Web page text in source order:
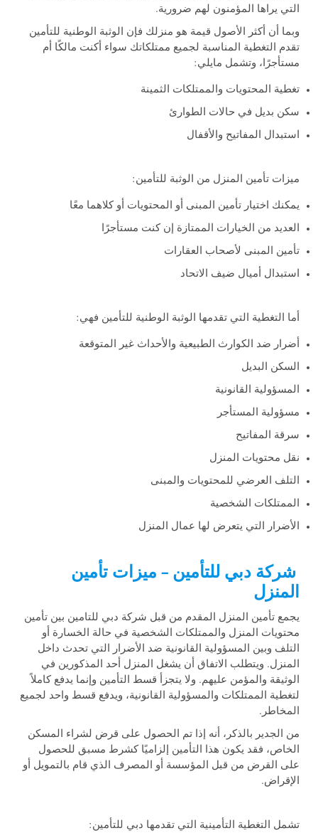
التي يراها المؤمنون لهم ضرورية.
وبما أن أكثر الأصول قيمة هو منزلك فإن الوثبة الوطنية للتأمين
تقدم التغطية المناسبة لجميع ممتلكاتك سواء أكنت مالكًا أم
مستأجرًا، وتشمل مايلي:
تغطية المحتويات والممتلكات الثمينة
سكن بديل في حالات الطوارئ
استبدال المفاتيح والأقفال
ميزات تأمين المنزل من الوثبة للتأمين:
يمكنك اختيار تأمين المبنى أو المحتويات أو كلاهما معًا
العديد من الخيارات الممتازة إن كنت مستأجرًا
تأمين المبنى لأصحاب العقارات
استبدال أميال ضيف الاتحاد
أما التغطية التي تقدمها الوثبة الوطنية للتأمين فهي:
أضرار ضد الكوارث الطبيعية والأحداث غير المتوقعة
السكن البديل
المسؤولية القانونية
مسؤولية المستأجر
سرقة المفاتيح
نقل محتويات المنزل
التلف العرضي للمحتويات والمبنى
الممتلكات الشخصية
الأضرار التي يتعرض لها عمال المنزل
شركة دبي للتأمين – ميزات تأمين
المنزل
يجمع تأمين المنزل المقدم من قبل شركة دبي للتامين بين تأمين
محتويات المنزل والممتلكات الشخصية في حالة الخسارة أو
التلف وبين المسؤولية القانونية ضد الأضرار التي تحدث داخل
المنزل. ويتطلب الاتفاق أن يشغل المنزل أحد المذكورين في
الوثيقة والمؤمن عليهم. ولا يتجزأ قسط التأمين وإنما يدفع كاملاً
لتغطية الممتلكات والمسؤولية القانونية، ويدفع قسط واحد لجميع
المخاطر.
من الجدير بالذكر، أنه إذا تم الحصول على قرض لشراء المسكن
الخاص، فقد يكون هذا التأمين إلزاميًا كشرط مسبق للحصول
على القرض من قبل المؤسسة أو المصرف الذي قام بالتمويل أو
الإقراض.
تشمل التغطية التأمينية التي تقدمها دبي للتأمين: